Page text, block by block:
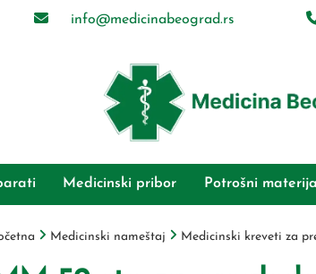
info@medicinabeograd.rs
Medicinski pribor Potrošni materijal
Medicinski nameštaj Medicinski kreveti za